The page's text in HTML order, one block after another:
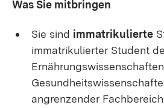
Was Sie mitbringen
Sie sind immatrikulierte
immatrikulierter Student
angrenzender